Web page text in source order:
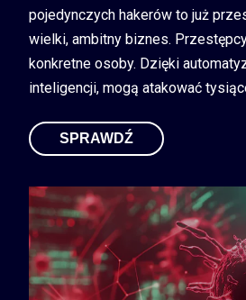
pojedynczych hakerów to już
wielki, ambitny biznes.
konkretne osoby. Dzięki
inteligencji, mogą atakować
SPRAWDŹ